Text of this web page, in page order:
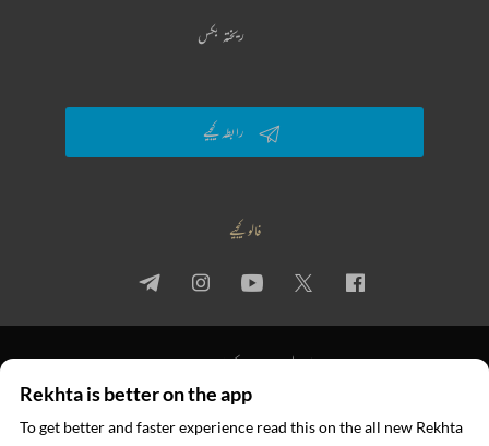
ریختہ بکس
رابطہ کیجیے
فالو کیجیے
© 2026 Rekhta™ Foundation. All rights reserved.
Rekhta is better on the app
To get better and faster experience read this on the all new Rekhta